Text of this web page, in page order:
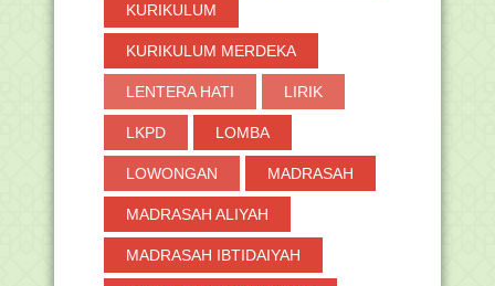
KURIKULUM
KURIKULUM MERDEKA
LENTERA HATI LIRIK
LKPD LOMBA
LOWONGAN MADRASAH
MADRASAH ALIYAH
MADRASAH IBTIDAIYAH